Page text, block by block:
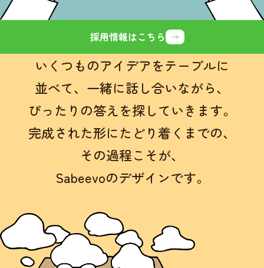
採用情報はこちら
いくつものアイデアをテーブルに
並べて、 一緒に話し合いながら、
ぴったりの答えを探していきます。
完成された形にたどり着くまでの、
その過程こそが、
Sabeevoのデザインです。